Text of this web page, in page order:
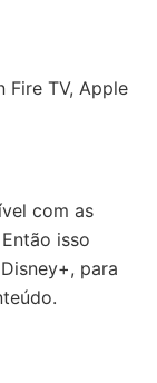
Fire TV, Apple
com as
isso
para